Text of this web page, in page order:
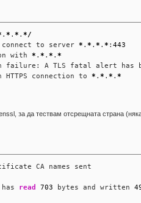
. * . * . */
to server * . * . * . * : 443
with * . * . * . *
failure: A TLS fatal alert has
HTTPS connection to * . * . * . *
за да тествам отсрещната страна
CA names sent
has read 703 bytes and written